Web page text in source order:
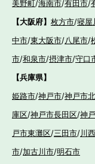
美野町/海南市/有田市/
【大阪府】 枚方市/寝屋
中市/東大阪市/八尾市/
市/和泉市/摂津市/守口
【兵庫県】
姫路市/神戸市/神戸市
庫区/神戸市長田区/神
戸市東灘区/三田市/川
市/加古川市/明石市